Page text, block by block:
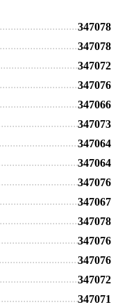
347078
347078
347072
347076
347066
347073
347064
347064
347076
347067
347078
347076
347076
347072
347071